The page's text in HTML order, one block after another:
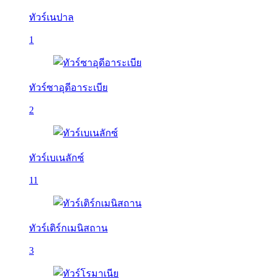
ทัวร์เนปาล
1
ทัวร์ซาอุดีอาระเบีย
2
ทัวร์เบเนลักซ์
11
ทัวร์เติร์กเมนิสถาน
3